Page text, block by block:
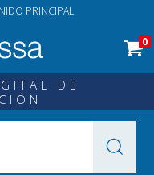
PRINCIPAL
0
DE